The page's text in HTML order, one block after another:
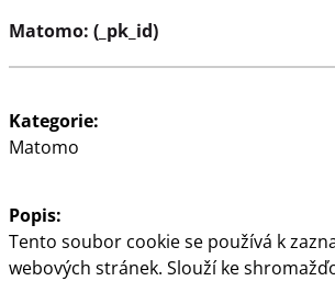
cca 22 x 28 x 24 cm, různé
vzory, cena
Matomo: (_pk_id)
Kategorie:
Matomo
Popis:
Tento soubor cookie se používá k
webových stránek. Slouží ke